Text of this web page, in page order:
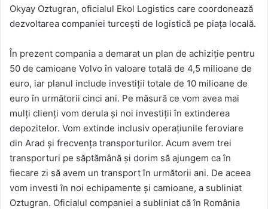
Okyay Oztugran, oficialul Ekol Logistics care coordonează
dezvoltarea companiei turceşti de logistică pe piaţa locală.
În prezent compania a demarat un plan de achiziţie pentru
50 de camioane Volvo în valoare totală de 4,5 milioane de
euro, iar planul include investiţii totale de 10 milioane de
euro în următorii cinci ani. Pe măsură ce vom avea mai
mulţi clienţi vom derula şi noi investiţii în extinderea
depozitelor. Vom extinde inclusiv operaţiunile feroviare
din Arad şi frecvenţa transporturilor. Acum avem trei
transporturi pe săptămână şi dorim să ajungem ca în
fiecare zi să avem un transport în următorii ani. De aceea
vom investi în noi echipamente şi camioane, a subliniat
Oztugran. Oficialul companiei a subliniat că în România